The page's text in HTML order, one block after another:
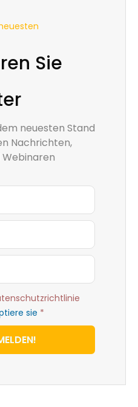
Sie
neuesten Stand
Nachrichten,
Webinaren
sie *